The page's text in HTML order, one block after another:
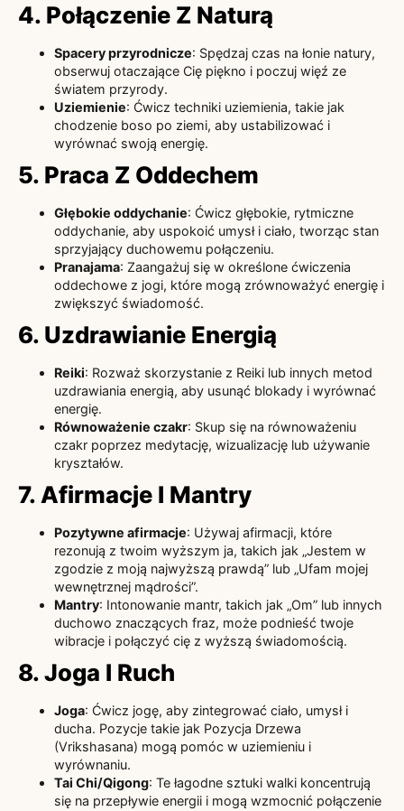
4. Połączenie Z Naturą
Spacery przyrodnicze: Spędzaj czas na łonie natury,
obserwuj otaczające Cię piękno i poczuj więź ze
światem przyrody.
Uziemienie: Ćwicz techniki uziemienia, takie jak
chodzenie boso po ziemi, aby ustabilizować i
wyrównać swoją energię.
5. Praca Z Oddechem
Głębokie oddychanie: Ćwicz głębokie, rytmiczne
oddychanie, aby uspokoić umysł i ciało, tworząc stan
sprzyjający duchowemu połączeniu.
Pranajama: Zaangażuj się w określone ćwiczenia
oddechowe z jogi, które mogą zrównoważyć energię i
zwiększyć świadomość.
6. Uzdrawianie Energią
Reiki: Rozważ skorzystanie z Reiki lub innych metod
uzdrawiania energią, aby usunąć blokady i wyrównać
energię.
Równoważenie czakr: Skup się na równoważeniu
czakr poprzez medytację, wizualizację lub używanie
kryształów.
7. Afirmacje I Mantry
Pozytywne afirmacje: Używaj afirmacji, które
rezonują z twoim wyższym ja, takich jak „Jestem w
zgodzie z moją najwyższą prawdą” lub „Ufam mojej
wewnętrznej mądrości”.
Mantry: Intonowanie mantr, takich jak „Om” lub innych
duchowo znaczących fraz, może podnieść twoje
wibracje i połączyć cię z wyższą świadomością.
8. Joga I Ruch
Joga: Ćwicz jogę, aby zintegrować ciało, umysł i
ducha. Pozycje takie jak Pozycja Drzewa
(Vrikshasana) mogą pomóc w uziemieniu i
wyrównaniu.
Tai Chi/Qigong: Te łagodne sztuki walki koncentrują
się na przepływie energii i mogą wzmocnić połączenie